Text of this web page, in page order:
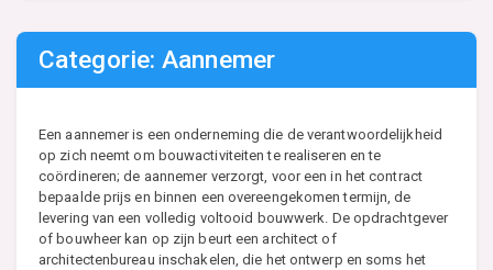
Categorie: Aannemer
Een aannemer is een onderneming die de verantwoordelijkheid
op zich neemt om bouwactiviteiten te realiseren en te
coördineren; de aannemer verzorgt, voor een in het contract
bepaalde prijs en binnen een overeengekomen termijn, de
levering van een volledig voltooid bouwwerk. De opdrachtgever
of bouwheer kan op zijn beurt een architect of
architectenbureau inschakelen, die het ontwerp en soms het